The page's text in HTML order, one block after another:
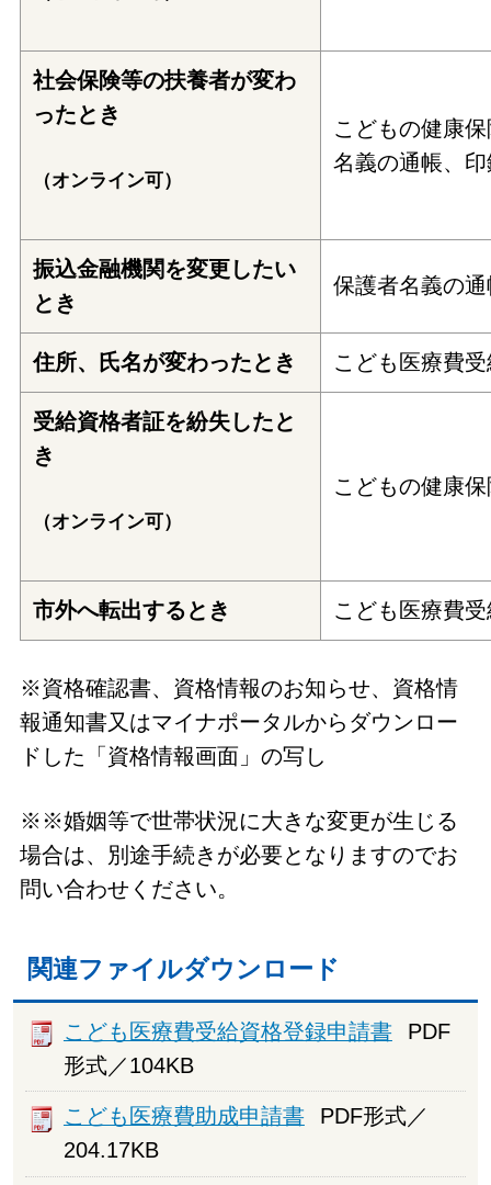
社会保険等の扶養者が変わ
ったとき
（オンライン可）
こどもの健康
名義の通帳、
振込金融機関を変更したい
とき
保護者名義の
住所、氏名が変わったとき こども医療費
受給資格者証を紛失したと
き
（オンライン可）
こどもの健康
市外へ転出するとき こども医療費
※資格確認書、資格情報のお知らせ、資格情
報通知書又はマイナポータルからダウンロー
ドした「資格情報画面」の写し
※※婚姻等で世帯状況に大きな変更が生じる
場合は、別途手続きが必要となりますのでお
問い合わせください。
関連ファイルダウンロード
こども医療費受給資格登録申請書
PDF
形式／104KB
こども医療費助成申請書
PDF形式／
204.17KB